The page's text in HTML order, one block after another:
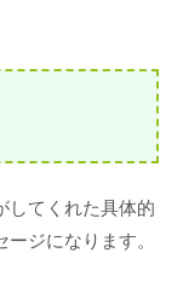
してくれた具体的
ジになります。